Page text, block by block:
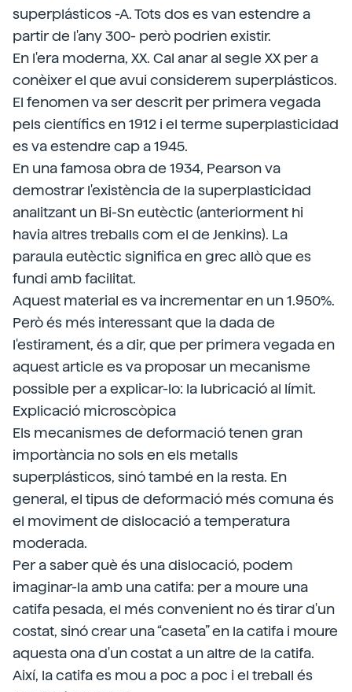
superplásticos -A. Tots dos es van estendre a
partir de l'any 300- però podrien existir.
En l'era moderna, XX. Cal anar al segle XX per a
conèixer el que avui considerem superplásticos.
El fenomen va ser descrit per primera vegada
pels científics en 1912 i el terme superplasticidad
es va estendre cap a 1945.
En una famosa obra de 1934, Pearson va
demostrar l'existència de la superplasticidad
analitzant un Bi-Sn eutèctic (anteriorment hi
havia altres treballs com el de Jenkins). La
paraula eutèctic significa en grec allò que es
fundi amb facilitat.
Aquest material es va incrementar en un 1.950%.
Però és més interessant que la dada de
l'estirament, és a dir, que per primera vegada en
aquest article es va proposar un mecanisme
possible per a explicar-lo: la lubricació al límit.
Explicació microscòpica
Els mecanismes de deformació tenen gran
importància no sols en els metalls
superplásticos, sinó també en la resta. En
general, el tipus de deformació més comuna és
el moviment de dislocació a temperatura
moderada.
Per a saber què és una dislocació, podem
imaginar-la amb una catifa: per a moure una
catifa pesada, el més convenient no és tirar d'un
costat, sinó crear una “caseta” en la catifa i moure
aquesta ona d'un costat a un altre de la catifa.
Així, la catifa es mou a poc a poc i el treball és